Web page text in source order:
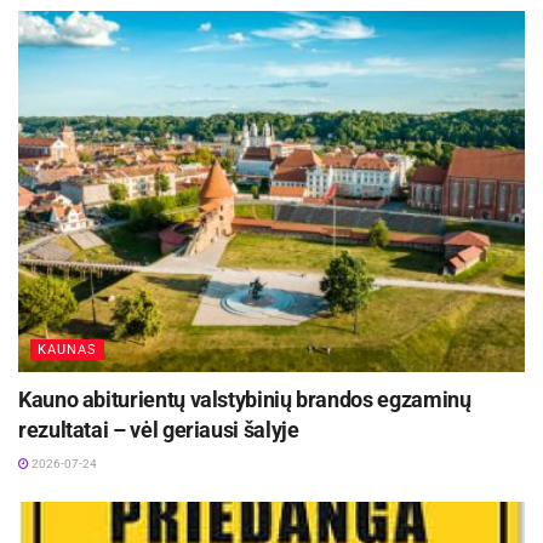
dalimi
„Šiandien stipriausia atgrasymo žinia
rusijai yra paprasta: Vokietijos 45-
osios šarvuotosios brigados
„Lietuva“ kariai jau yra čia, Lietuvoje.
Kartu su Lietuvos kariuomene
Vokietijos brigada ir NATO
sąjungininkai stiprina tiek Lietuvos,
tiek viso regiono saugumą. NATO
daugianacionalinė kovinė grupė
oficialiai tampa Vokietijos brigados
Lietuvoje dalimi – taip sėkmingai
pasiekėme Vokietijos brigados
perkėlimo į Lietuvą veiksmų plano
įgyvendinimo pusiaukelę“, – sakė
Kaunas.
KAUNAS
Kauno abiturientų valstybinių brandos egzaminų
rezultatai – vėl geriausi šalyje
2026-07-24